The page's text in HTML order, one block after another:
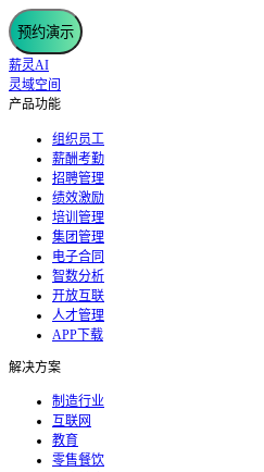
预约演示
薪灵AI
灵域空间
产品功能
组织员工
薪酬考勤
招聘管理
绩效激励
培训管理
集团管理
电子合同
智数分析
开放互联
人才管理
APP下载
解决方案
制造行业
互联网
教育
零售餐饮